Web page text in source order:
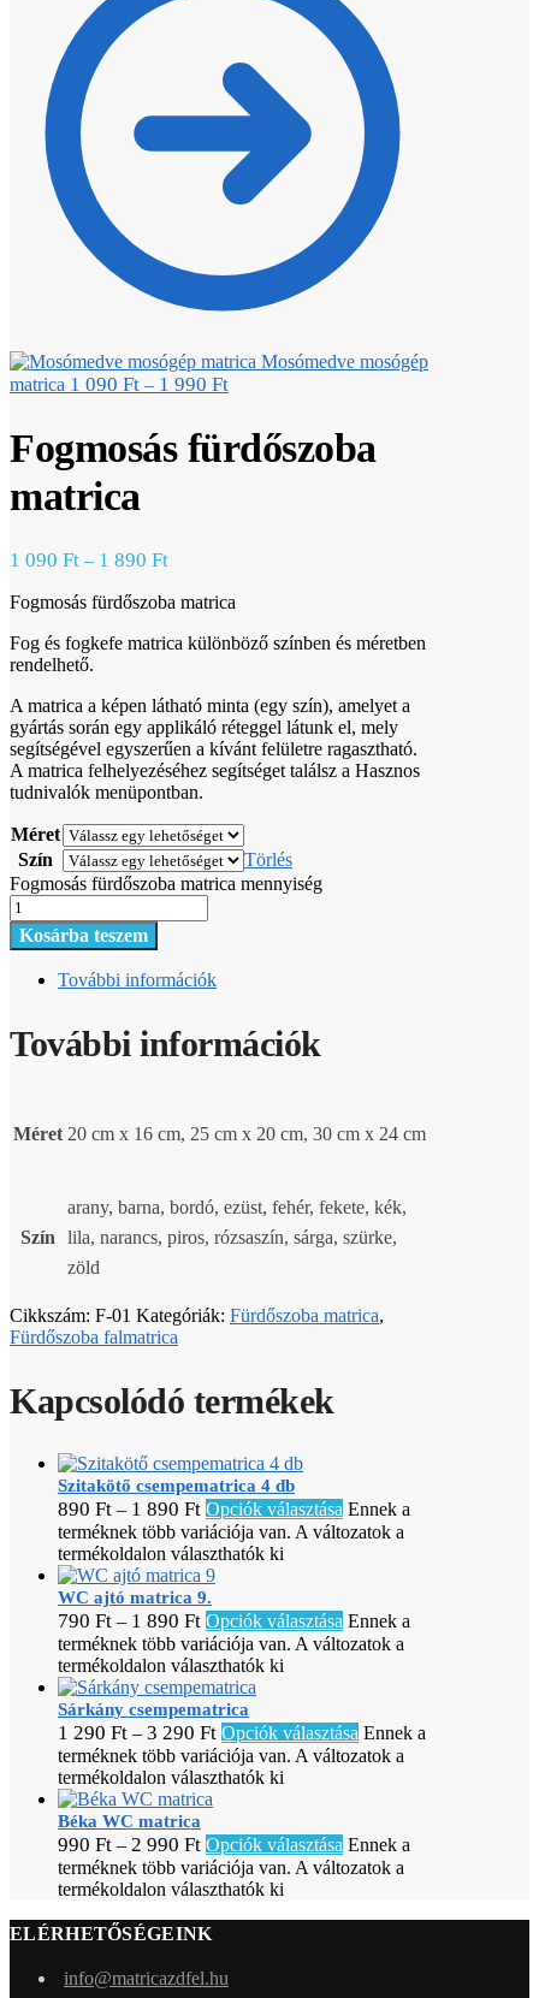
Mosómedve mosógép
matrica 1 090 Ft – 1 990 Ft
Fogmosás fürdőszoba
matrica
1 090 Ft – 1 890 Ft
Fogmosás fürdőszoba matrica
Fog és fogkefe matrica különböző színben és méretben
rendelhető.
A matrica a képen látható minta (egy szín), amelyet a
gyártás során egy applikáló réteggel látunk el, mely
segítségével egyszerűen a kívánt felületre ragasztható.
A matrica felhelyezéséhez segítséget találsz a Hasznos
tudnivalók menüpontban.
Méret
Szín
Törlés
Fogmosás fürdőszoba matrica mennyiség
Kosárba teszem
További információk
További információk
Méret 20 cm x 16 cm, 25 cm x 20 cm, 30 cm x 24 cm
Szín
arany, barna, bordó, ezüst, fehér, fekete, kék,
lila, narancs, piros, rózsaszín, sárga, szürke,
zöld
Cikkszám: F-01 Kategóriák: Fürdőszoba matrica,
Fürdőszoba falmatrica
Kapcsolódó termékek
Szitakötő csempematrica 4 db
890 Ft – 1 890 Ft Opciók választása Ennek a
terméknek több variációja van. A változatok a
termékoldalon választhatók ki
WC ajtó matrica 9.
790 Ft – 1 890 Ft Opciók választása Ennek a
terméknek több variációja van. A változatok a
termékoldalon választhatók ki
Sárkány csempematrica
1 290 Ft – 3 290 Ft Opciók választása Ennek a
terméknek több variációja van. A változatok a
termékoldalon választhatók ki
Béka WC matrica
990 Ft – 2 990 Ft Opciók választása Ennek a
terméknek több variációja van. A változatok a
termékoldalon választhatók ki
ELÉRHETŐSÉGEINK
info@matricazdfel.hu